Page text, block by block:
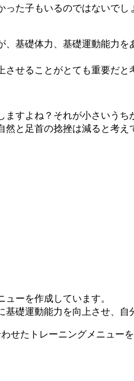
た子もいるのではないでし
基礎体力、基礎運動能力
せることがとても重要だと
すよね？それが小さいうち
と足首の捻挫は減ると考え
ーを作成しています。
礎運動能力を向上させ、
せたトレーニングメニュー